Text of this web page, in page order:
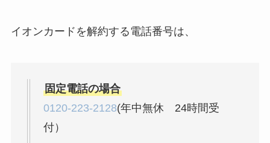
どうなる？
詳しく解説！
イオンカードを解約する電話番号は、
固定電話の場合
0120-223-2128(年中無休 24時間受
付）